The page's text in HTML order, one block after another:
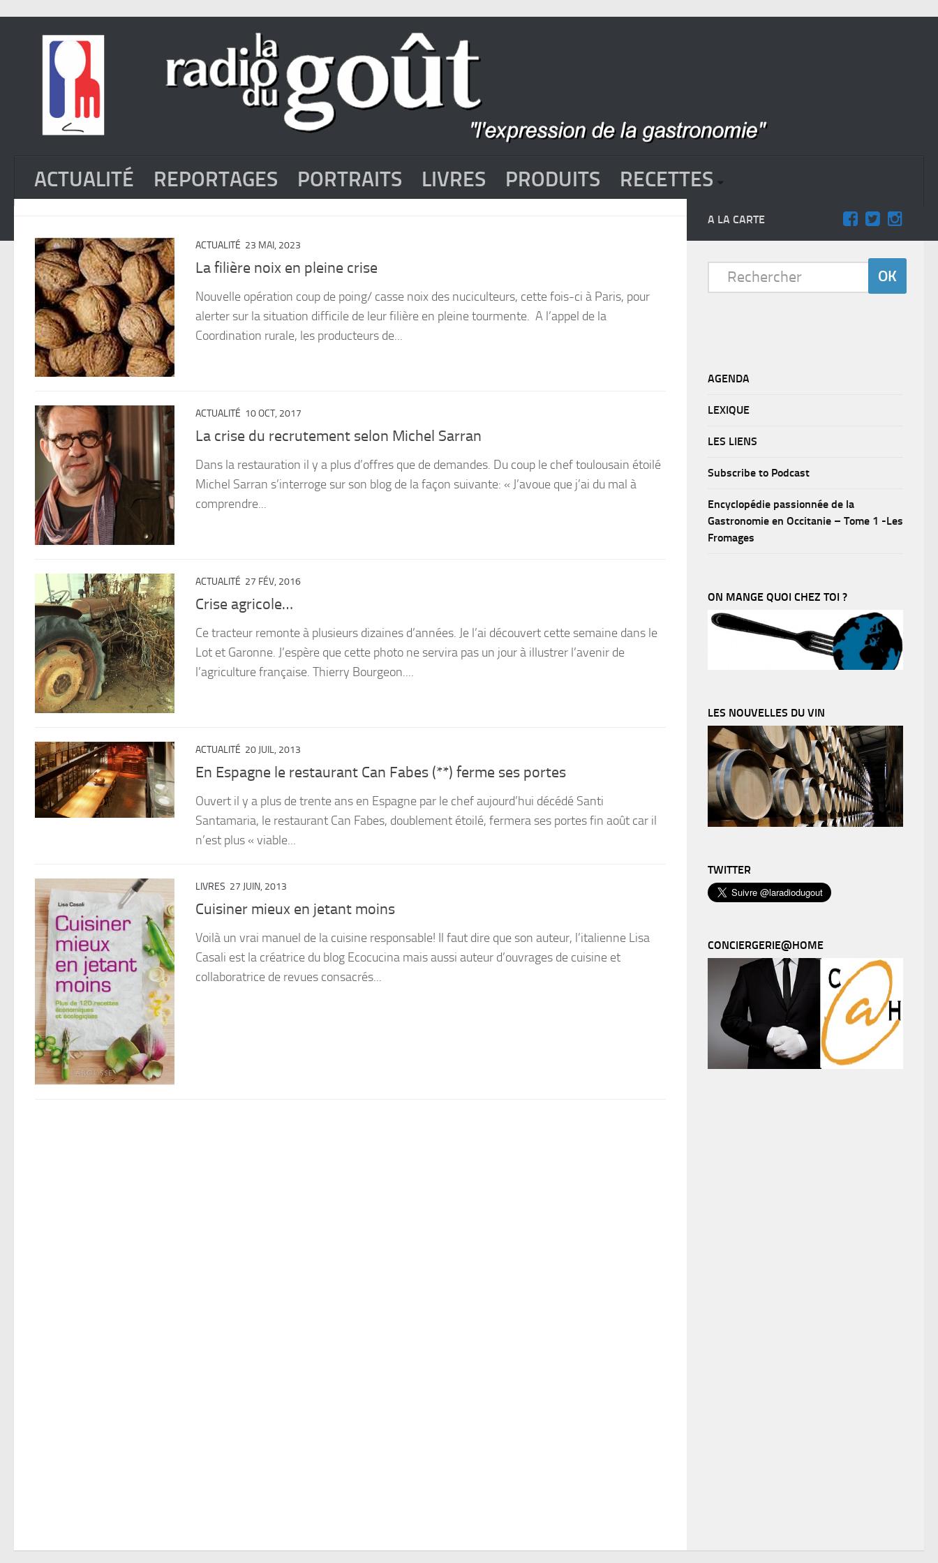
ACTUALITÉ REPORTAGES PORTRAITS LIVRES PRODUITS RECETTES
ACTUALITÉ 23 MAI, 2023
La filière noix en pleine crise
Nouvelle opération coup de poing/ casse noix des nuciculteurs, cette fois-ci à Paris, pour
alerter sur la situation difficile de leur filière en pleine tourmente. A l’appel de la
Coordination rurale, les producteurs de...
ACTUALITÉ 10 OCT, 2017
La crise du recrutement selon Michel Sarran
Dans la restauration il y a plus d’offres que de demandes. Du coup le chef toulousain étoilé
Michel Sarran s’interroge sur son blog de la façon suivante: « J’avoue que j’ai du mal à
comprendre...
ACTUALITÉ 27 FÉV, 2016
Crise agricole…
Ce tracteur remonte à plusieurs dizaines d’années. Je l’ai découvert cette semaine dans le
Lot et Garonne. J’espère que cette photo ne servira pas un jour à illustrer l’avenir de
l’agriculture française. Thierry Bourgeon....
ACTUALITÉ 20 JUIL, 2013
En Espagne le restaurant Can Fabes (**) ferme ses portes
Ouvert il y a plus de trente ans en Espagne par le chef aujourd’hui décédé Santi
Santamaria, le restaurant Can Fabes, doublement étoilé, fermera ses portes fin août car il
n’est plus « viable...
LIVRES 27 JUIN, 2013
Cuisiner mieux en jetant moins
Voilà un vrai manuel de la cuisine responsable! Il faut dire que son auteur, l’italienne Lisa
Casali est la créatrice du blog Ecocucina mais aussi auteur d’ouvrages de cuisine et
collaboratrice de revues consacrés...
A LA CARTE
AGENDA
LEXIQUE
LES LIENS
Subscribe to Podcast
Encyclopédie passionnée de la
Gastronomie en Occitanie – Tome 1 -Les
Fromages
ON MANGE QUOI CHEZ TOI ?
LES NOUVELLES DU VIN
TWITTER
CONCIERGERIE@HOME